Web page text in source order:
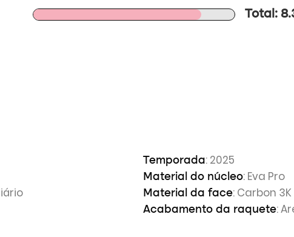
Total:
Temporada: 2025
Material do núcleo: Eva Pro
Material da face: Carbon 3K
Acabamento da raquete: